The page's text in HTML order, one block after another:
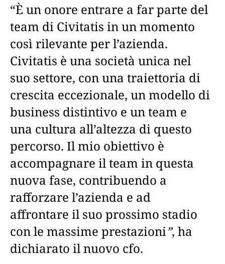
“È un onore entrare a far parte del
team di Civitatis in un momento
così rilevante per l’azienda.
Civitatis è una società unica nel
suo settore, con una traiettoria di
crescita eccezionale, un modello di
business distintivo e un team e
una cultura all’altezza di questo
percorso. Il mio obiettivo è
accompagnare il team in questa
nuova fase, contribuendo a
rafforzare l’azienda e ad
affrontare il suo prossimo stadio
con le massime prestazioni”, ha
dichiarato il nuovo cfo.